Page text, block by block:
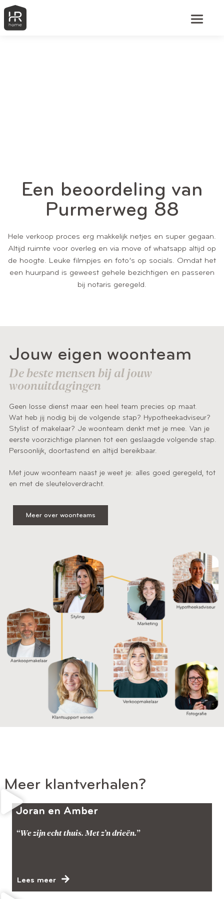
Een beoordeling van
Purmerweg 88
Hele verkoop proces erg makkelijk netjes en super gegaan.
Altijd ruimte voor overleg en via move of whatsapp altijd op
de hoogte. Leuke filmpjes en foto’s op socials. Omdat het
een huurpand is geweest gehele bezichtigen en passeren
bij notaris geregeld.
Jouw eigen woonteam
De beste mensen bij al jouw
woonuitdagingen
Geen losse dienst maar een heel team precies op maat.
Wat heb jij nodig bij de volgende stap? Hypotheekadviseur?
Stylist of makelaar? Je woonteam denkt met je mee. Van je
eerste voorzichtige plannen tot een geslaagde volgende stap.
Persoonlijk, doortastend en altijd bereikbaar.
Met jouw woonteam naast je weet je: alles goed geregeld, tot
en met de sleuteloverdracht.
Meer over woonteams
Meer klantverhalen?
Joran en Amber
“We zijn echt thuis. Met z’n drieën.”
Lees meer